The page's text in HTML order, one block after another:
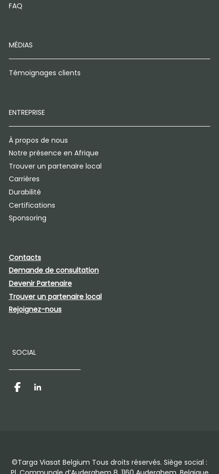
FAQ
MÉDIAS
Témoignages clients
ENTREPRISE
À propos de nous
Notre présence en Afrique
Trouver un partenaire local
Carrières
Durabilité
Certifications
Sponsoring
Contacts
Demande de consultation
Devenir Partenaire​
Trouver un partenaire local
Rejoignez-nous
SOCIAL
FacebookLinkedIn
©Targa Viasat Belgium Tous droits réservés. Siège social :